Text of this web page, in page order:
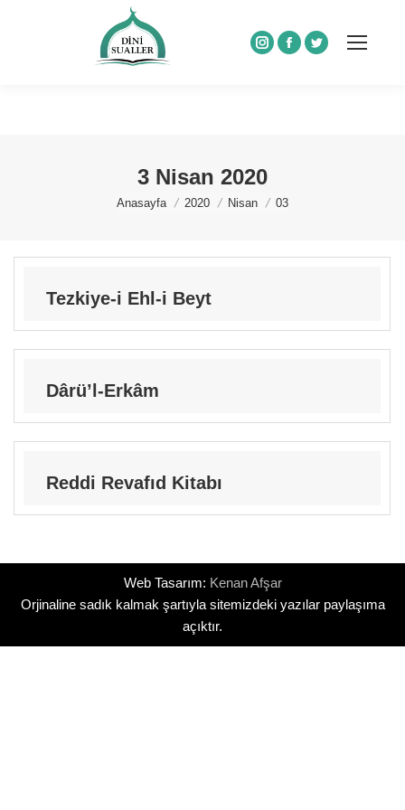
Instagram
Facebook
Twitter
3 Nisan 2020
You are here:
Anasayfa 2020 Nisan 03
Tezkiye-i Ehl-i Beyt
Dârü’l-Erkâm
Reddi Revafıd Kitabı
Web Tasarım: Kenan Afşar
Orjinaline sadık kalmak şartıyla sitemizdeki yazılar paylaşıma
açıktır.